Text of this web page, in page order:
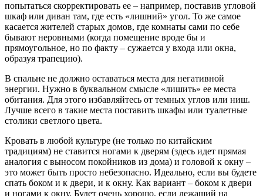
попытаться скорректировать ее – например, поставив угловой
шкаф или диван там, где есть «лишний» угол. То же самое
касается жителей старых домов, где комнаты сами по себе
бывают неровными (когда помещение вроде бы и
прямоугольное, но по факту – сужается у входа или окна,
образуя трапецию).
В спальне не должно оставаться места для негативной
энергии. Нужно в буквальном смысле «лишить» ее места
обитания. Для этого избавляйтесь от темных углов или ниш.
Лучше всего в такие места поставить шкафы или туалетные
столики светлого цвета.
Кровать в любой культуре (не только по китайским
традициям) не ставится ногами к дверям (здесь идет прямая
аналогия с выносом покойников из дома) и головой к окну –
это может быть просто небезопасно. Идеально, если вы будете
спать боком и к двери, и к окну. Как вариант – боком к двери
и ногами к окну. Будет очень хорошо, если лежащий на